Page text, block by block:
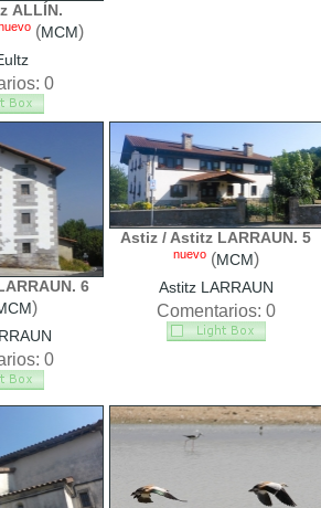
ALLÍN.
(MCM)
0
6
)
0
Astiz / Astitz LARRAUN. 5
nuevo(MCM)
Astitz LARRAUN
Comentarios: 0